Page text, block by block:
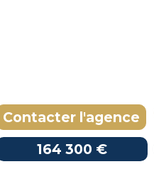
Contacter l'agence
164 300 €